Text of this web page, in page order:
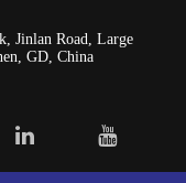
Jinlan Road, Large
GD, China